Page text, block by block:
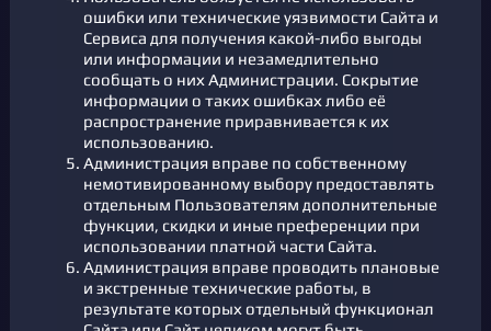
ошибки или технические уязвимости Сайта и
Сервиса для получения какой-либо выгоды
или информации и незамедлительно
сообщать о них Администрации. Сокрытие
информации о таких ошибках либо её
распространение приравнивается к их
использованию.
Администрация вправе по собственному
немотивированному выбору предоставлять
отдельным Пользователям дополнительные
функции, скидки и иные преференции при
использовании платной части Сайта.
Администрация вправе проводить плановые
и экстренные технические работы, в
результате которых отдельный функционал